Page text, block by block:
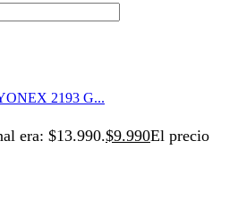
2193 G...
era: $13.990.$9.990El precio